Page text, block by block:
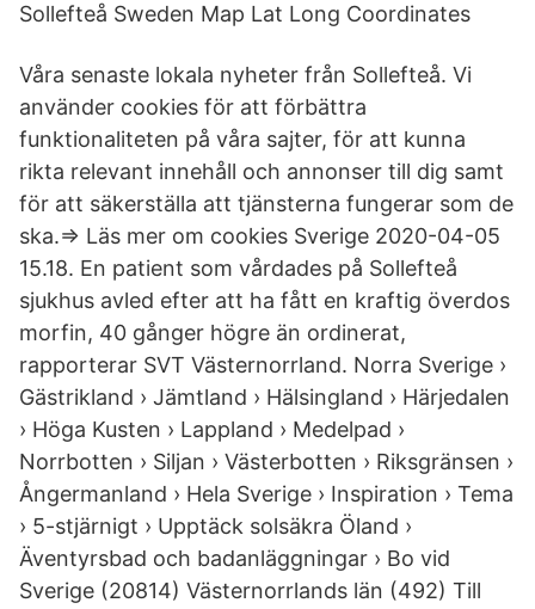
Sollefteå Sweden Map Lat Long Coordinates
Våra senaste lokala nyheter från Sollefteå. Vi
använder cookies för att förbättra
funktionaliteten på våra sajter, för att kunna
rikta relevant innehåll och annonser till dig samt
för att säkerställa att tjänsterna fungerar som de
ska.⇒ Läs mer om cookies Sverige 2020-04-05
15.18. En patient som vårdades på Sollefteå
sjukhus avled efter att ha fått en kraftig överdos
morfin, 40 gånger högre än ordinerat,
rapporterar SVT Västernorrland. Norra Sverige ›
Gästrikland › Jämtland › Hälsingland › Härjedalen
› Höga Kusten › Lappland › Medelpad ›
Norrbotten › Siljan › Västerbotten › Riksgränsen ›
Ångermanland › Hela Sverige › Inspiration › Tema
› 5-stjärnigt › Upptäck solsäkra Öland ›
Äventyrsbad och badanläggningar › Bo vid
Sverige (20814) Västernorrlands län (492) Till